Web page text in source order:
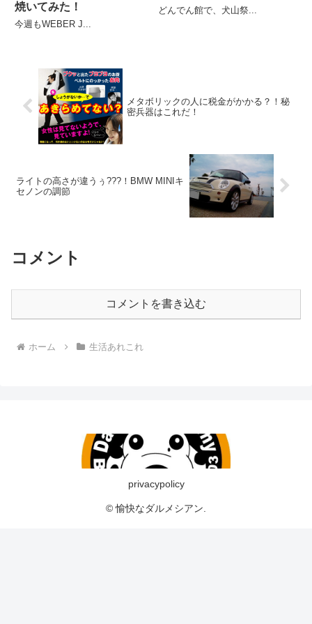
焼いてみた！
今週もWEBER J...
どんでん館で、犬山祭...
メタボリックの人に税金がかかる？！秘
密兵器はこれだ！
ライトの高さが違うぅ???！BMW MINIキ
セノンの調節
コメント
コメントを書き込む
ホーム 生活あれこれ
privacypolicy
© 愉快なダルメシアン.